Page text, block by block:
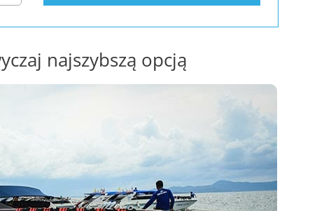
najszybszą opcją